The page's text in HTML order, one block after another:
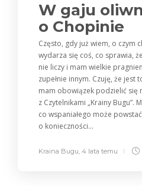
W gaju
o Chopinie
Często, gdy już wiem, o czym
wydarza się coś, co sprawia,
nie liczy i mam wielkie
zupełnie innym. Czuję, że jest
mam obowiązek podzielić się
z Czytelnikami „Krainy Bugu”.
co wspaniałego może
o konieczności...
Kraina Bugu, 4 lata temu